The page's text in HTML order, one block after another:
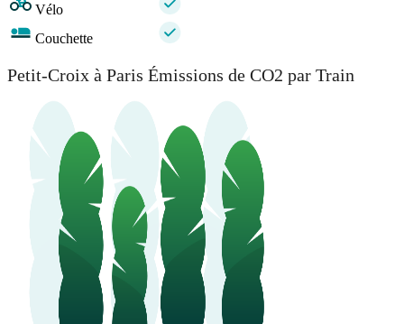
Vélo
Couchette
Petit-Croix à Paris Émissions de CO2 par Train